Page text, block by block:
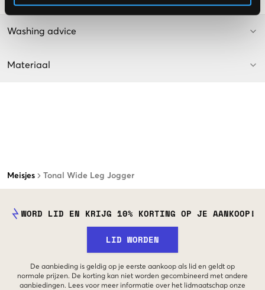
Meisjes Tonal Wide Leg Jogger
Washing advice
Materiaal
WORD LID EN KRIJG 10% KORTING OP JE AANKOOP!
LID WORDEN
De aanbieding is geldig op je eerste aankoop als lid en geldt op
normale prijzen. De korting kan niet worden gecombineerd met andere
aanbiedingen. Lees voor meer informatie over het lidmaatschap onze